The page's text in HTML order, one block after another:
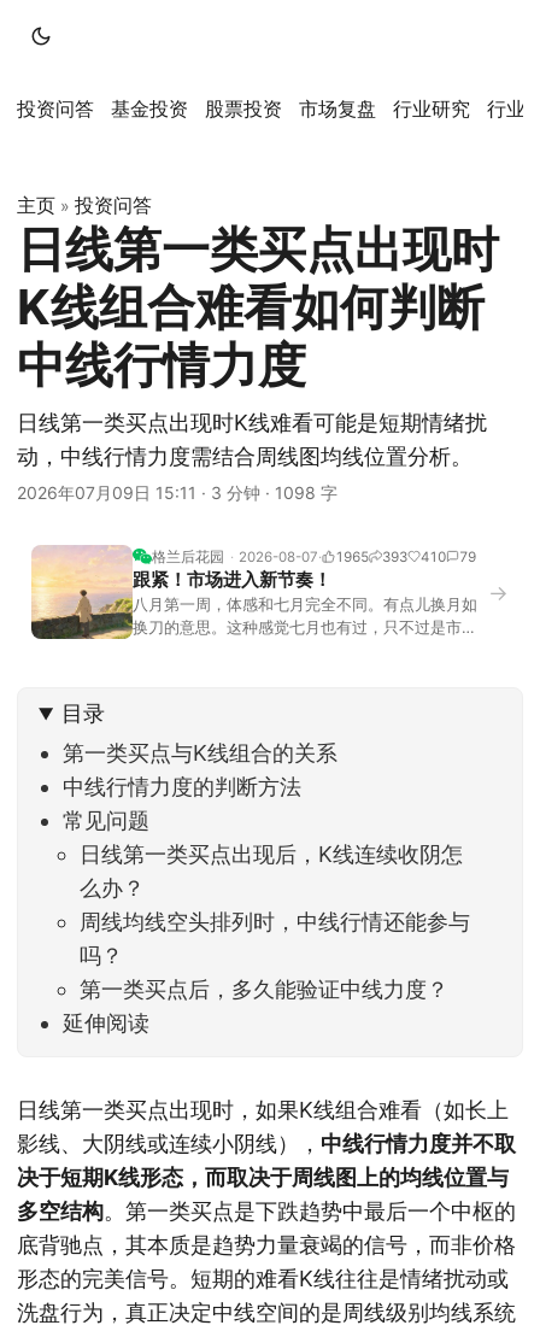
投资问答 基金投资 股票投资 市场复盘 行业研究 行业
主页 » 投资问答
日线第一类买点出现时
K线组合难看如何判断
中线行情力度
日线第一类买点出现时K线难看可能是短期情绪扰
动，中线行情力度需结合周线图均线位置分析。
2026年07月09日 15:11 · 3 分钟 · 1098 字
格兰后花园 2026-08-07 1965 393 410 79
跟紧！市场进入新节奏！
八月第一周，体感和七月完全不同。有点儿换月如
换刀的意思。这种感觉七月也有过，只不过是市场
家感受到了春天般的暖风。指数涨了百点，交易额
回暖到2
→
目录
第一类买点与K线组合的关系
中线行情力度的判断方法
常见问题
日线第一类买点出现后，K线连续收阴怎
么办？
周线均线空头排列时，中线行情还能参与
吗？
第一类买点后，多久能验证中线力度？
延伸阅读
日线第一类买点出现时，如果K线组合难看（如长上
影线、大阴线或连续小阴线）， 中线行情力度并不取
决于短期K线形态，而取决于周线图上的均线位置与
多空结构。第一类买点是下跌趋势中最后一个中枢的
底背驰点，其本质是趋势力量衰竭的信号，而非价格
形态的完美信号。短期的难看K线往往是情绪扰动或
洗盘行为，真正决定中线空间的是周线级别均线系统